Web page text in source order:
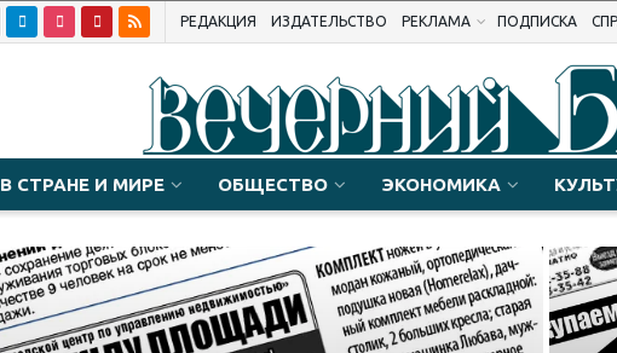
РЕДАКЦИЯ ИЗДАТЕЛЬСТВО РЕКЛАМА ПОДПИСКА
В СТРАНЕ И МИРЕ ОБЩЕСТВО ЭКОНОМИКА